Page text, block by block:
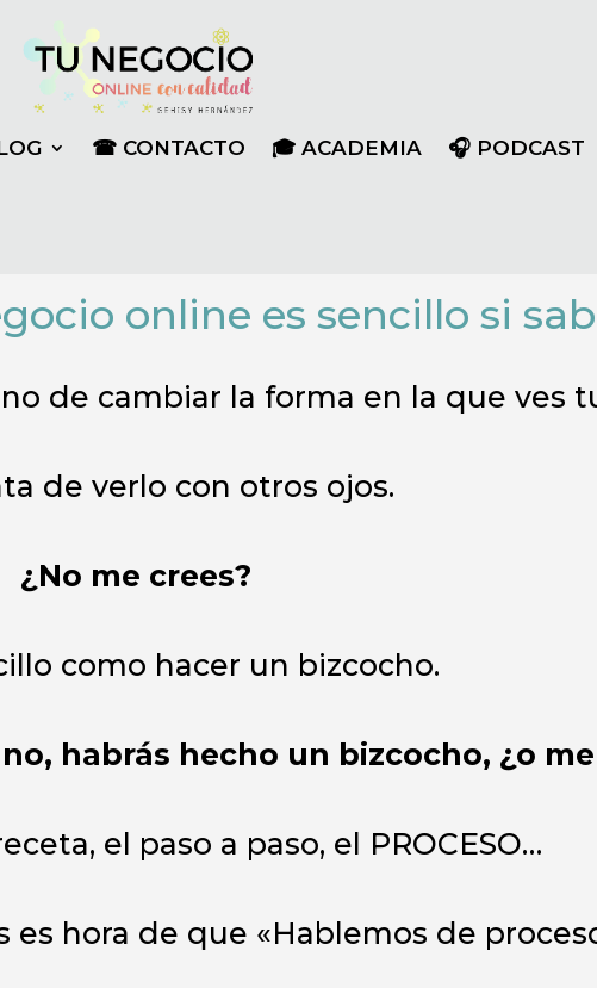
☎ CONTACTO 🎓 ACADEMIA 🎧 PODCAST
online es sencillo si
de cambiar la forma en la que ves
de verlo con otros ojos.
¿No me crees?
como hacer un bizcocho.
habrás hecho un bizcocho, ¿o
el paso a paso, el PROCESO…
es hora de que «Hablemos de